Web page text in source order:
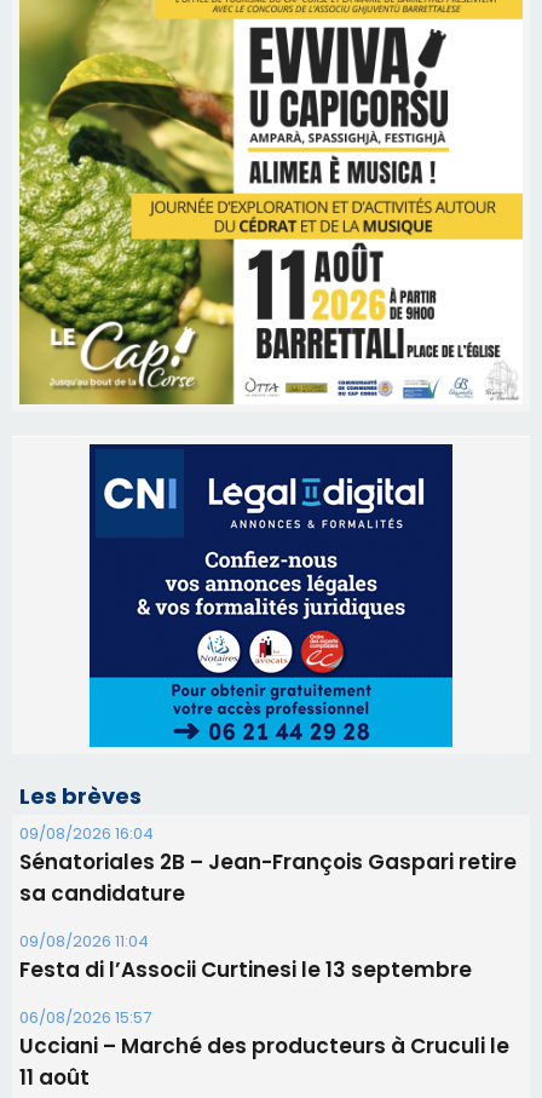
Les brèves
09/08/2026 16:04
Sénatoriales 2B – Jean-François Gaspari retire
sa candidature
09/08/2026 11:04
Festa di l’Associi Curtinesi le 13 septembre
06/08/2026 15:57
Ucciani – Marché des producteurs à Cruculi le
11 août